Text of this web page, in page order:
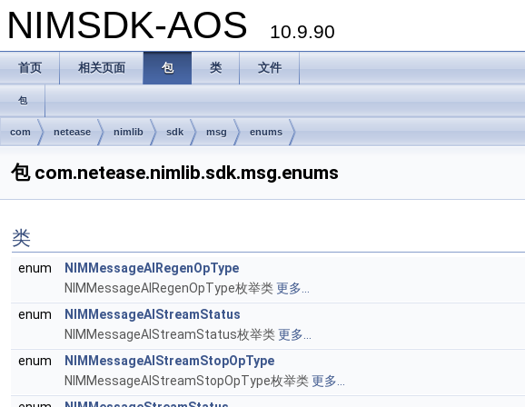
NIMSDK-AOS 10.9.90
首页 相关页面 包 类 文件
包
com netease nimlib sdk msg enums
包 com.netease.nimlib.sdk.msg.enums
类
enum
NIMMessageAIRegenOpType
NIMMessageAIRegenOpType枚举类更多...
enum
NIMMessageAIStreamStatus
NIMMessageAIStreamStatus枚举类更多...
enum
NIMMessageAIStreamStopOpType
NIMMessageAIStreamStopOpType枚举类更多...